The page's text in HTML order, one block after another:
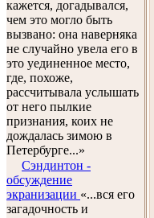
кажется, догадывался,
чем это могло быть
вызвано: она наверняка
не случайно увела его в
это уединенное место,
где, похоже,
рассчитывала услышать
от него пылкие
признания, коих не
дождалась зимою в
Петербурге...»
Сэндинтон -
обсуждение
экранизации «...вся его
загадочность и